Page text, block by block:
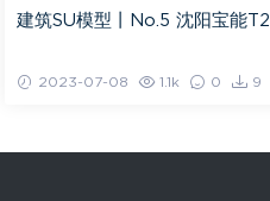
建筑SU模型丨No.5 沈阳宝能T2
2023-07-08 1.1k 0 9